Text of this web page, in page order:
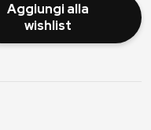
Aggiungi alla
wishlist